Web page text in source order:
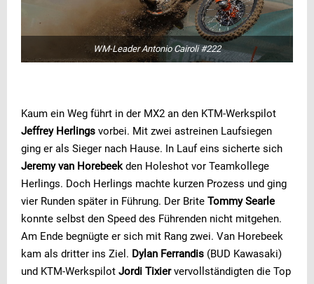
WM-Leader Antonio Cairoli #222
Kaum ein Weg führt in der MX2 an den KTM-Werkspilot
Jeffrey Herlings vorbei. Mit zwei astreinen Laufsiegen
ging er als Sieger nach Hause. In Lauf eins sicherte sich
Jeremy van Horebeekden Holeshot vor Teamkollege
Herlings. Doch Herlings machte kurzen Prozess und ging
vier Runden später in Führung. Der Brite Tommy Searle
konnte selbst den Speed des Führenden nicht mitgehen.
Am Ende begnügte er sich mit Rang zwei. Van Horebeek
kam als dritter ins Ziel. Dylan Ferrandis (BUD Kawasaki)
und KTM-Werkspilot Jordi Tixiervervollständigten die Top